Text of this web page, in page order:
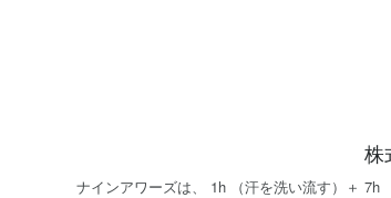
株
ナインアワーズは、 1h （汗を洗い流す）＋ 7h